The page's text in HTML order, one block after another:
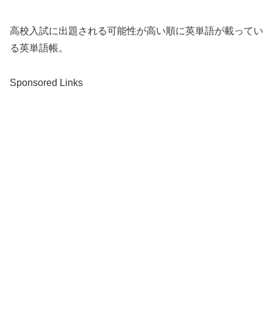
高校入試に出題される可能性が高い順に英単語が載ってい
る英単語帳。
Sponsored Links